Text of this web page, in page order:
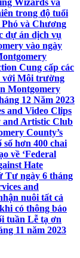
Wizards và
trong độ tuổi
Phó và Chương
dự án dịch vụ
vào ngày
Cung cấp các
với Môi trường
Montgomery
12 Năm 2023
and Video Clips
and Artistic Club
County’s
số hơn 400 chai
về ‘Federal
Hate
Tư ngày 6 tháng
and
nuôi tất cả
có thông báo
tuần Lễ tạ ơn
11 năm 2023